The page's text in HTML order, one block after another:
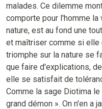
malades. Ce dilemme
comporte pour l'homme la
nature, est au fond une
et maîtriser comme si
triomphe sur la nature se
que faire d'explications,
elle se satisfait de
Comme la sage Diotima
grand démon ». On n'en a